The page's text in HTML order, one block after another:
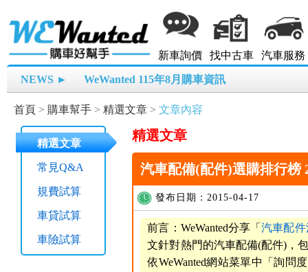
新車詢價 找中古車 汽車服務
NEWS ► WeWanted 115年8月購車資訊
首頁 > 購車幫手 > 精選文章 > 文章內容
精選文章
常見Q&A
規費試算
車貸試算
車險試算
精選文章
汽車配備(配件)選購排行榜
發布日期：2015-04-17
前言：WeWanted分享「汽車配
文針對熱門的汽車配備(配件)，
依WeWanted網站菜單中「詢問